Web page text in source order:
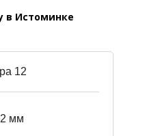
в Истоминке
12
мм